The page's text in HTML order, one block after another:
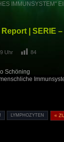
IMMUNSYSTEM"
| SERIE
Uhr 84
Schöning
LYMPHOZYTEN «